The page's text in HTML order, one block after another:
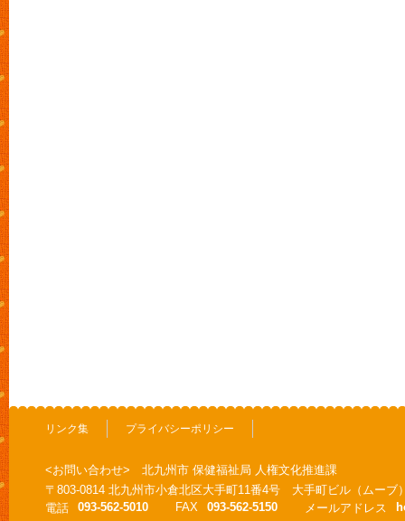
リンク集 プライバシーポリシー
<お問い合わせ> 北九州市 保健福祉局 人権文化推進課
〒803-0814 北九州市小倉北区大手町11番4号 大手町ビル（ムーブ
電話
093-562-5010 FAX 093-562-5150 メールアドレス